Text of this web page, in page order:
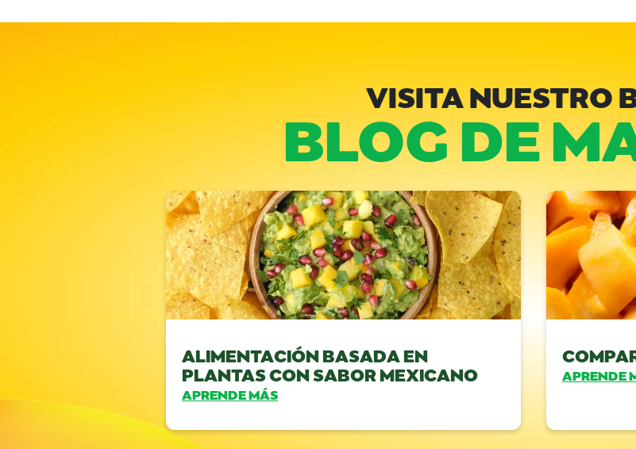
VISITA NUESTRO
BLOG DE
ALIMENTACIÓN BASADA EN
PLANTAS CON SABOR MEXICANO
APRENDE MÁS
APRENDE